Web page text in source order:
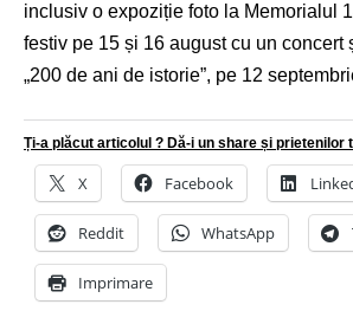
inclusiv o expoziție foto la Memorialul
festiv pe 15 și 16 august cu un concert
„200 de ani de istorie”, pe 12
Ți-a plăcut articolul ? Dă-i un share și prietenilor
X Facebook
Reddit WhatsApp
Imprimare